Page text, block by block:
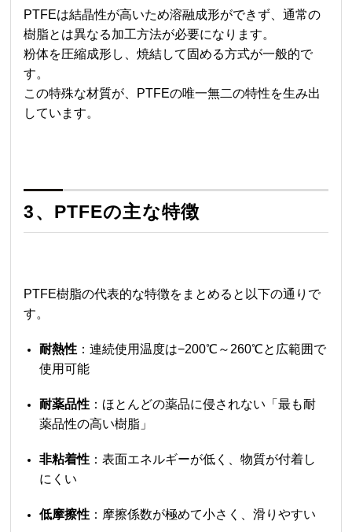
PTFEは結晶性が高いため溶融成形ができず、通常の
樹脂とは異なる加工方法が必要になります。
粉体を圧縮成形し、焼結して固める方式が一般的で
す。
この特殊な材質が、PTFEの唯一無二の特性を生み出
しています。
3、PTFEの主な特徴
PTFE樹脂の代表的な特徴をまとめると以下の通りで
す。
耐熱性 ：連続使用温度は−200℃～260℃と広範囲で
使用可能
耐薬品性 ：ほとんどの薬品に侵されない「最も耐
薬品性の高い樹脂」
非粘着性 ：表面エネルギーが低く、物質が付着し
にくい
低摩擦性 ：摩擦係数が極めて小さく、滑りやすい